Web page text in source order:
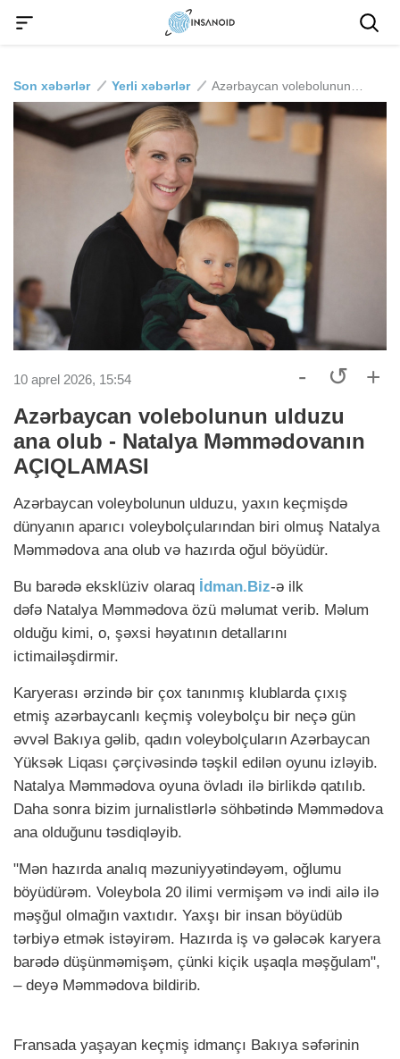
Son xəbərlər Yerli xəbərlər
10 aprel 2026, 15:54 - ↺ +
Azərbaycan volebolunun ulduzu
ana olub - Natalya Məmmədovanın
AÇIQLAMASI
Azərbaycan voleybolunun ulduzu, yaxın keçmişdə
dünyanın aparıcı voleybolçularından biri olmuş Natalya
Məmmədova ana olub və hazırda oğul böyüdür.
Bu barədə eksklüziv olaraq İdman.Biz-ə ilk
dəfə Natalya Məmmədova özü məlumat verib. Məlum
olduğu kimi, o, şəxsi həyatının detallarını
ictimailəşdirmir.
Karyerası ərzində bir çox tanınmış klublarda çıxış
etmiş azərbaycanlı keçmiş voleybolçu bir neçə gün
əvvəl Bakıya gəlib, qadın voleybolçuların Azərbaycan
Yüksək Liqası çərçivəsində təşkil edilən oyunu izləyib.
Natalya Məmmədova oyuna övladı ilə birlikdə qatılıb.
Daha sonra bizim jurnalistlərlə söhbətində Məmmədova
ana olduğunu təsdiqləyib.
"Mən hazırda analıq məzuniyyətindəyəm, oğlumu
böyüdürəm. Voleybola 20 ilimi vermişəm və indi ailə ilə
məşğul olmağın vaxtıdır. Yaxşı bir insan böyüdüb
tərbiyə etmək istəyirəm. Hazırda iş və gələcək karyera
barədə düşünməmişəm, çünki kiçik uşaqla məşğulam",
– deyə Məmmədova bildirib.
Fransada yaşayan keçmiş idmançı Bakıya səfərinin